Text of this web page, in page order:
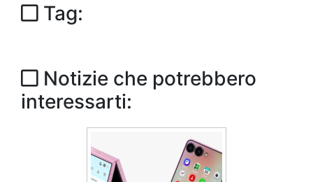
Tag:
Notizie che potrebbero
interessarti: